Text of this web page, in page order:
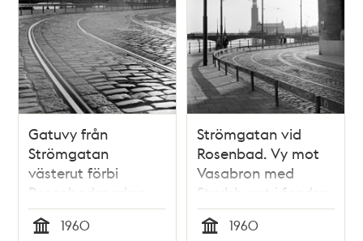
Gatuvy från
Strömgatan
västerut förbi
Rosenbadsparken
mot Tegelbacken. I
fonden Vasabron
1960
Strömgatan vid
Rosenbad. Vy mot
Vasabron med
Stadshuset i fonden
1960